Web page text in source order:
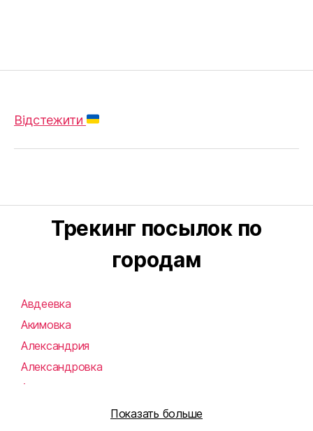
Відстежити
Трекинг посылок по
городам
Авдеевка
Акимовка
Александрия
Александровка
Алупка
Показать больше